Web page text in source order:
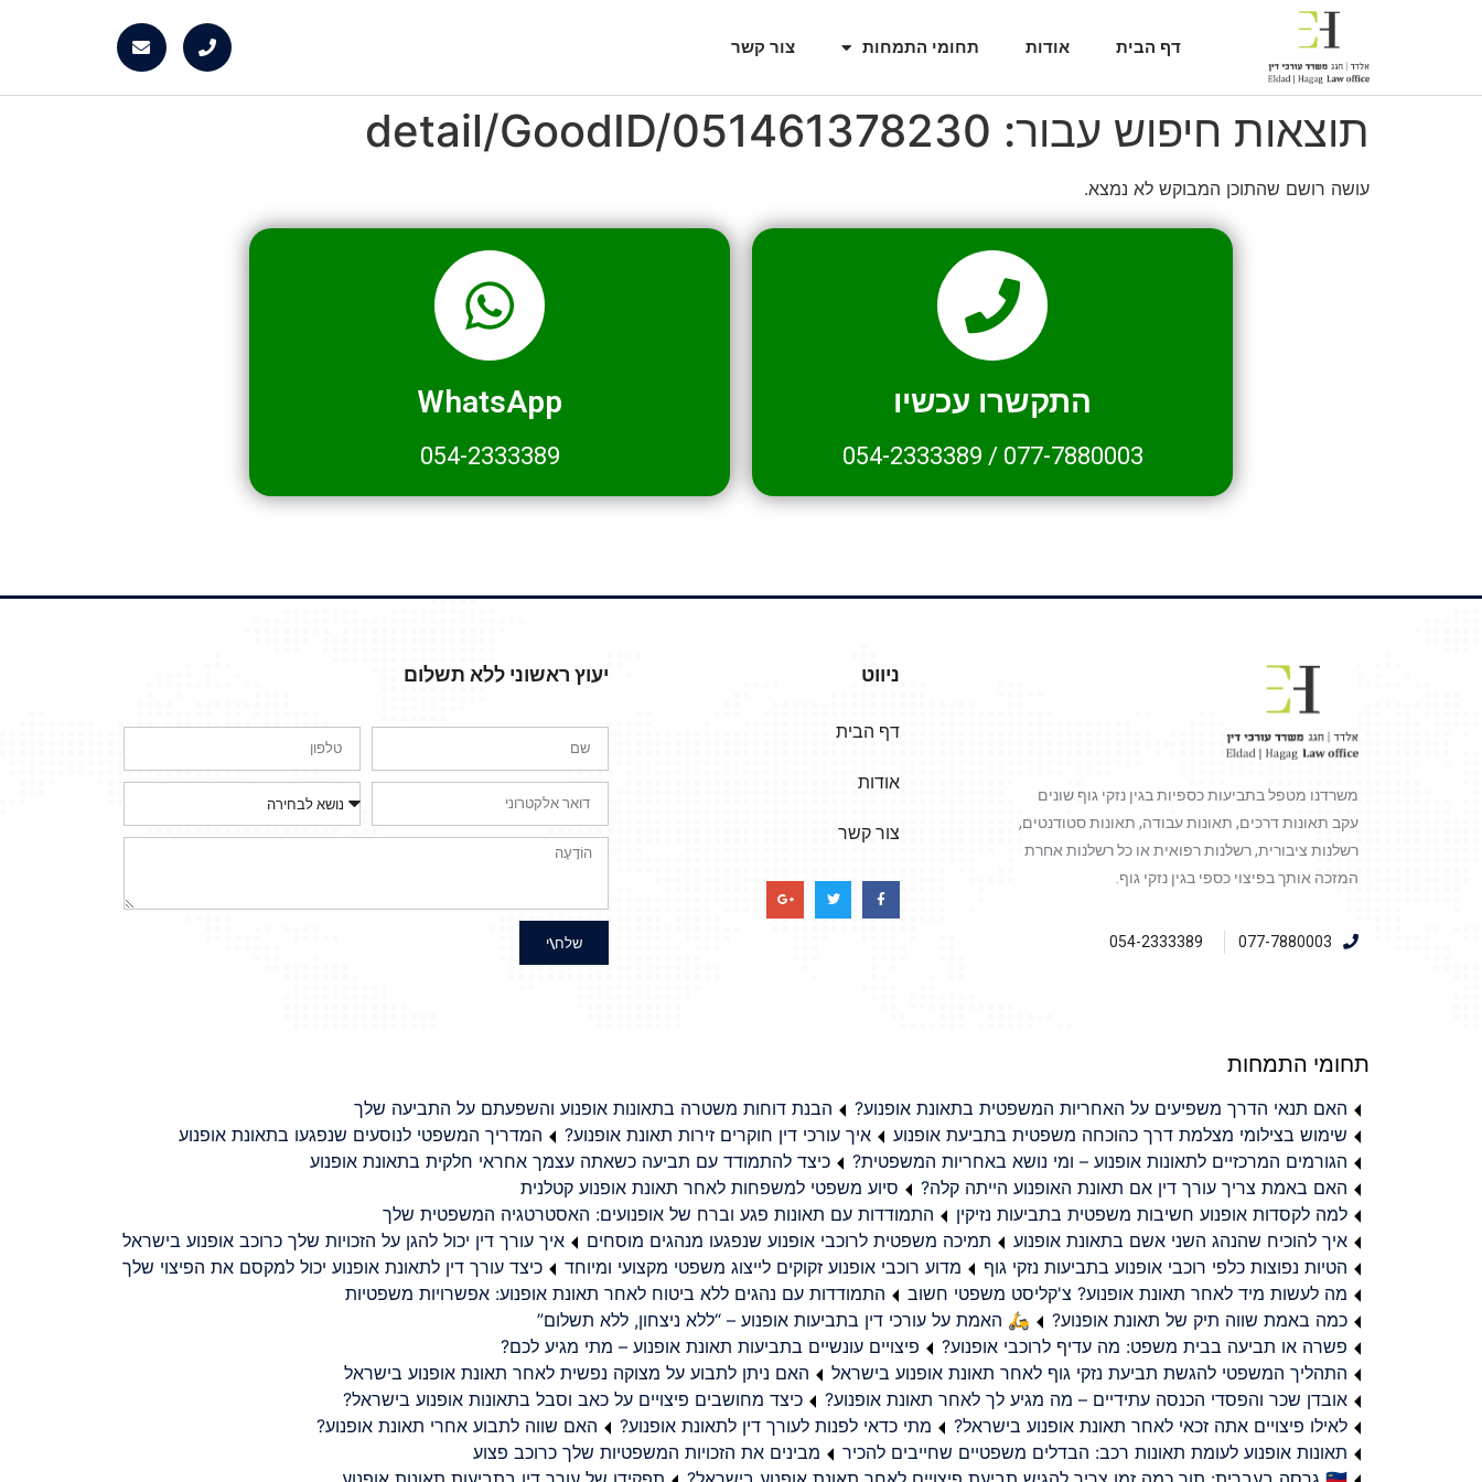
דף הבית אודות תחומי התמחות צור קשר
תוצאות חיפוש עבור: detail/GoodID/051461378230
עושה רושם שהתוכן המבוקש לא נמצא.
התקשרו עכשיו
077-7880003
/
054-2333389
WhatsApp
054-2333389
משרדנו מטפל בתביעות כספיות בגין נזקי גוף שונים
עקב תאונות דרכים, תאונות עבודה, תאונות סטודנטים,
רשלנות ציבורית, רשלנות רפואית או כל רשלנות אחרת
המזכה אותך בפיצוי כספי בגין נזקי גוף.
077-7880003
054-2333389
ניווט
דף הבית
אודות
צור קשר
יעוץ ראשוני ללא תשלום
שלח\י
תחומי התמחות
האם תנאי הדרך משפיעים על האחריות המשפטית בתאונת אופנוע?
הבנת דוחות משטרה בתאונות אופנוע והשפעתם על התביעה שלך
שימוש בצילומי מצלמת דרך כהוכחה משפטית בתביעת אופנוע
איך עורכי דין חוקרים זירות תאונת אופנוע?
המדריך המשפטי לנוסעים שנפגעו בתאונת אופנוע
הגורמים המרכזיים לתאונות אופנוע – ומי נושא באחריות המשפטית?
כיצד להתמודד עם תביעה כשאתה עצמך אחראי חלקית בתאונת אופנוע
האם באמת צריך עורך דין אם תאונת האופנוע הייתה קלה?
סיוע משפטי למשפחות לאחר תאונת אופנוע קטלנית
למה לקסדות אופנוע חשיבות משפטית בתביעות נזיקין
התמודדות עם תאונות פגע וברח של אופנועים: האסטרטגיה המשפטית שלך
איך להוכיח שהנהג השני אשם בתאונת אופנוע
תמיכה משפטית לרוכבי אופנוע שנפגעו מנהגים מוסחים
איך עורך דין יכול להגן על הזכויות שלך כרוכב אופנוע בישראל
הטיות נפוצות כלפי רוכבי אופנוע בתביעות נזקי גוף
מדוע רוכבי אופנוע זקוקים לייצוג משפטי מקצועי ומיוחד
כיצד עורך דין לתאונת אופנוע יכול למקסם את הפיצוי שלך
מה לעשות מיד לאחר תאונת אופנוע? צ'קליסט משפטי חשוב
התמודדות עם נהגים ללא ביטוח לאחר תאונת אופנוע: אפשרויות משפטיות
כמה באמת שווה תיק של תאונת אופנוע?
🛵 האמת על עורכי דין בתביעות אופנוע – “ללא ניצחון, ללא תשלום”
פשרה או תביעה בבית משפט: מה עדיף לרוכבי אופנוע?
פיצויים עונשיים בתביעות תאונת אופנוע – מתי מגיע לכם?
התהליך המשפטי להגשת תביעת נזקי גוף לאחר תאונת אופנוע בישראל
האם ניתן לתבוע על מצוקה נפשית לאחר תאונת אופנוע בישראל
אובדן שכר והפסדי הכנסה עתידיים – מה מגיע לך לאחר תאונת אופנוע?
כיצד מחושבים פיצויים על כאב וסבל בתאונות אופנוע בישראל?
לאילו פיצויים אתה זכאי לאחר תאונת אופנוע בישראל?
מתי כדאי לפנות לעורך דין לתאונת אופנוע?
האם שווה לתבוע אחרי תאונת אופנוע?
תאונות אופנוע לעומת תאונות רכב: הבדלים משפטיים שחייבים להכיר
מבינים את הזכויות המשפטיות שלך כרוכב פצוע